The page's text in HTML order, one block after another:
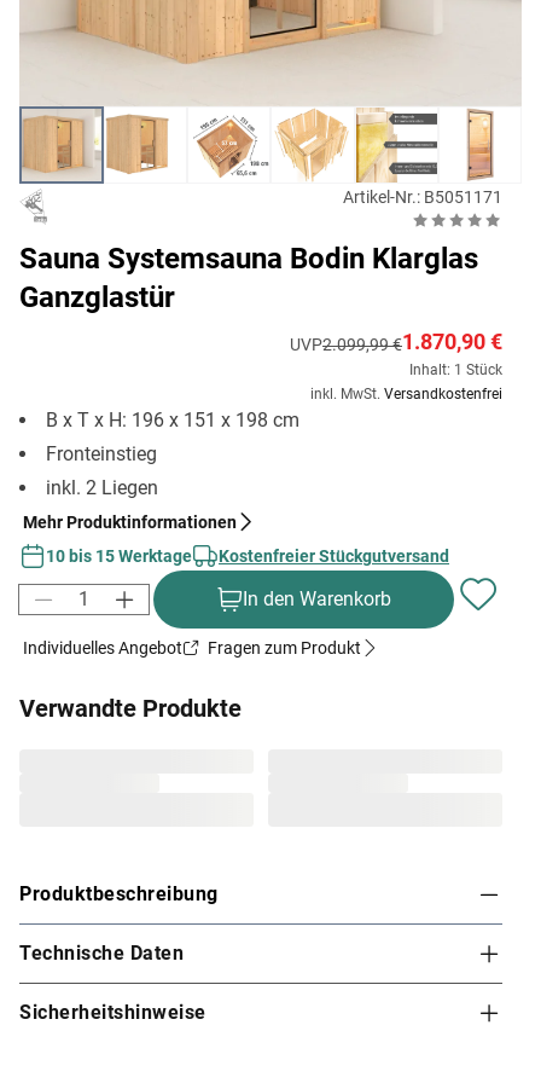
Artikel-Nr.: B5051171
Sauna Systemsauna Bodin Klarglas
Ganzglastür
UVP2.099,99 €1.870,90 €
Inhalt: 1 Stück
inkl. MwSt. Versandkostenfrei
B x T x H: 196 x 151 x 198 cm
Fronteinstieg
inkl. 2 Liegen
Mehr Produktinformationen
10 bis 15 Werktage
Kostenfreier Stückgutversand
In den Warenkorb
Individuelles Angebot Fragen zum Produkt
Verwandte Produkte
Produktbeschreibung
Karibu Innensauna Bodin in Systembauweise für
1-2 Personen
Diese System- bzw. Elementsauna verdankt ihren Namen
Technische Daten
Sicherheitshinweise